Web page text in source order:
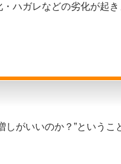
ハガレなどの劣化が起き
しがいいのか？”というこ